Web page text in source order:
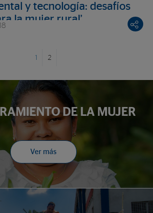
y tecnología: desafíos
la mujer rural’
1 2
DE LA MUJER
Ver más